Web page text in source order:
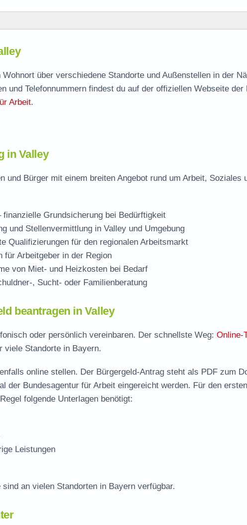
über verschiedene Standorte und Außenstellen in der
und Telefonnummern findest du auf der offiziellen Webseite der
Arbeit.
in Valley
und Bürger mit einem breiten Angebot rund um Arbeit, Soziales
finanzielle Grundsicherung bei Bedürftigkeit
und Stellenvermittlung in Valley und Umgebung
Qualifizierungen für den regionalen Arbeitsmarkt
für Arbeitgeber in der Region
von Miet- und Heizkosten bei Bedarf
, Sucht- oder Familienberatung
beantragen in Valley
oder persönlich vereinbaren. Der schnellste Weg: Online-
viele Standorte in Bayern.
online stellen. Der Bürgergeld-Antrag steht als PDF zum
der Bundesagentur für Arbeit eingereicht werden. Für den ersten
folgende Unterlagen benötigt:
Leistungen
an vielen Standorten in Bayern verfügbar.